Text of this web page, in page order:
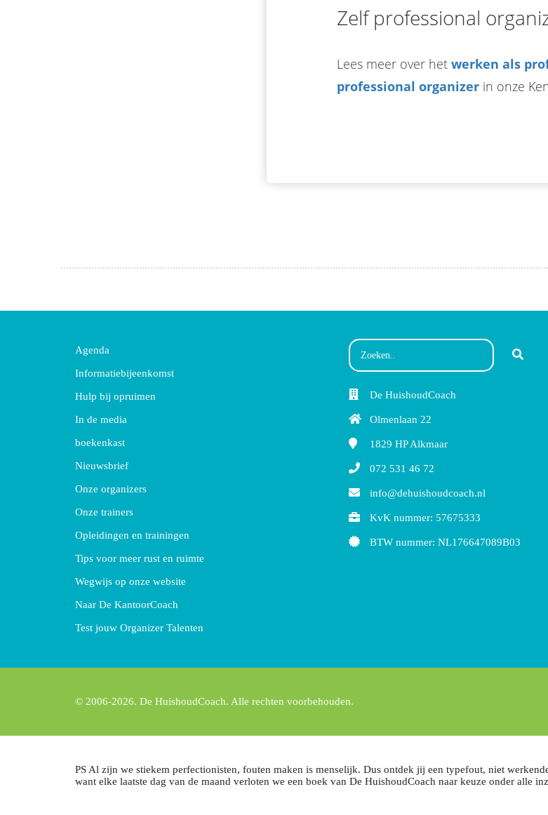
Zelf professional
Lees meer over het werken als
professional organizerin onze
Agenda
Informatiebijeenkomst
Hulp bij opruimen
In de media
boekenkast
Nieuwsbrief
Onze organizers
Onze trainers
Opleidingen en trainingen
Tips voor meer rust en ruimte
Wegwijs op onze website
Naar De KantoorCoach
Test jouw Organizer Talenten
De HuishoudCoach
Olmenlaan 22
1829 HPAlkmaar
072 531 46 72
info@dehuishoudcoach.nl
KvK nummer: 57675333
BTW nummer: NL176647089B03
© 2006-2026. De HuishoudCoach. Alle rechten voorbehouden.
PS Al zijn we stiekem perfectionisten, fouten maken is menselijk. Dus ontdek jij een typefout, niet
want elke laatste dag van de maand verloten we een boek van De HuishoudCoach naar keuze onder alle